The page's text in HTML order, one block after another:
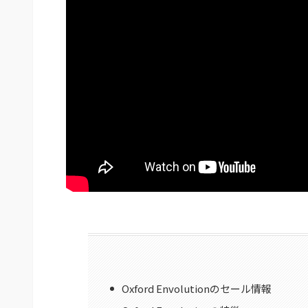
Oxford Envolutionのセール情報